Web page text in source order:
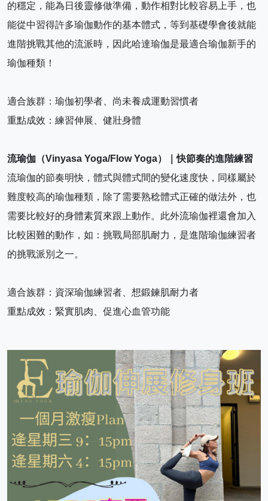
的穩定，能為日後靈修做準備，動作相對比較容易上手，也
能從中習得許多瑜伽動作的基本體式，等到基礎學會後就能
進階挑戰其他的流派時，因此哈達瑜伽是最適合瑜伽新手的
瑜伽種類！
適合族群：瑜伽初學者、尚未養成運動習慣者
重點成效：練習伸展、健壯身體
流瑜伽（Vinyasa Yoga/Flow Yoga）｜快節奏的進階練習
流瑜伽的節奏明快，體式與體式間的變化速度快，同樣屬於
難度較高的瑜伽種類，除了需要熟稔體式正確的做法外，也
需要比較好的身體素質來跟上動作。此外流瑜伽裡還會加入
比較困難的動作，如：挑戰局部肌耐力，是進階瑜伽練習者
的挑戰派別之一。
適合族群：資深瑜伽練習者、想鍛鍊肌耐力者
重點成效：緊實肌肉、促進心血管功能